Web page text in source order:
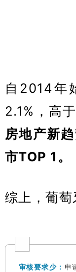
自2014年
2.1%，高
房地产新
市TOP 1。
综上，葡萄
审核要求少： 申